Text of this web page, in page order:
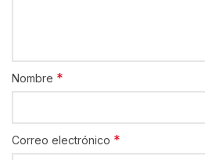
Nombre *
Correo electrónico *